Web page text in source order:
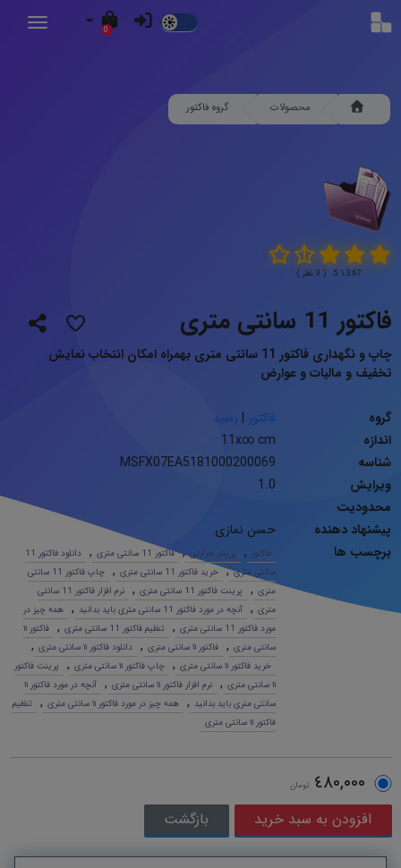
Dark
0
محصولات گروه فاکتور
3.67 \ 5 ( 3 نظر )
فاکتور 11 سانتی متری
چاپ و نگهداری فاکتور 11 سانتی متری بهمراه امکان انتخاب نمایش
تخفیف و مالیات و عوارض
گروه فاکتور | رسید
اندازه
11x∞ cm
شناسه
MSFX07EA5181000200069
ویرایش
1.0
محدودیت
پیشنهاد دهنده
حسن نمازی
برچسب ها
فاکتور , پرینتر حرارتی , فاکتور 11 سانتی متری ,
دانلود فاکتور 11
سانتی متری , خرید فاکتور 11 سانتی متری ,
چاپ فاکتور 11 سانتی
متری , پرینت فاکتور 11 سانتی متری ,
نرم افزار فاکتور 11 سانتی
متری , آنچه در مورد فاکتور 11 سانتی متری باید بدانید ,
همه چیز در
مورد فاکتور 11 سانتی متری
, تنظیم فاکتور 11 سانتی متری ,
فاکتور ١١
سانتی متری , فاکتور ١١ سانتی متری , دانلود فاکتور ١١ سانتی متری ,
خرید فاکتور ١١ سانتی متری , چاپ فاکتور ١١ سانتی متری ,
پرینت فاکتور
١١ سانتی متری
, نرم افزار فاکتور ١١ سانتی متری ,
آنچه در مورد فاکتور ١١
سانتی متری باید بدانید , همه چیز در مورد فاکتور ١١ سانتی متری ,
تنظیم
فاکتور ١١ سانتی متری
٤٨٠,٠٠٠ تومان
بازگشت